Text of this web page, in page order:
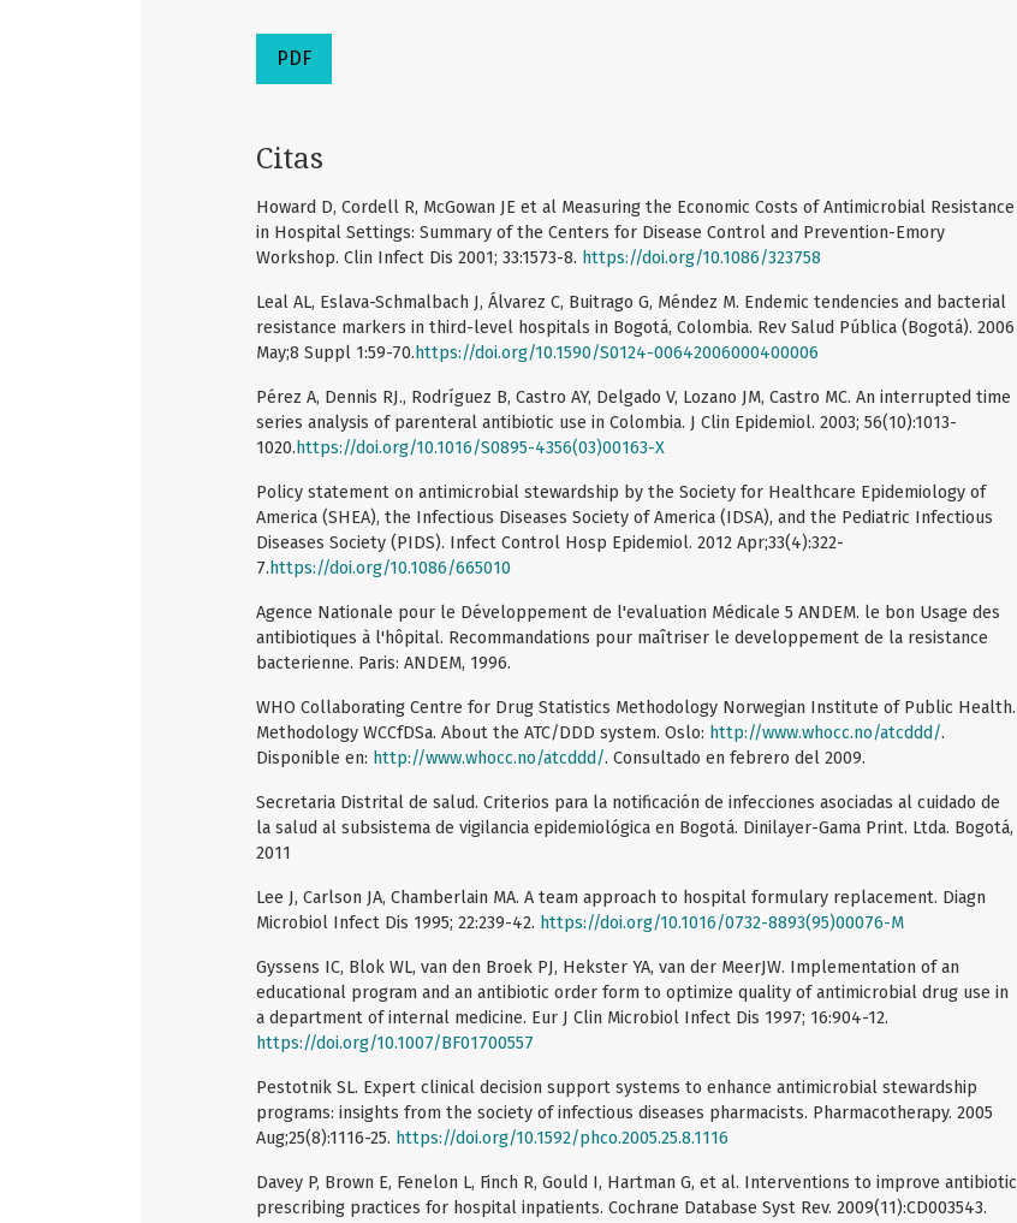
PDF
Citas
Howard D, Cordell R, McGowan JE et al Measuring the Economic Costs of Antimicrobial Resistance
in Hospital Settings: Summary of the Centers for Disease Control and Prevention-Emory
Workshop. Clin Infect Dis 2001; 33:1573-8. https://doi.org/10.1086/323758
Leal AL, Eslava-Schmalbach J, Álvarez C, Buitrago G, Méndez M. Endemic tendencies and bacterial
resistance markers in third-level hospitals in Bogotá, Colombia. Rev Salud Pública (Bogotá). 2006
May;8 Suppl 1:59-70. https://doi.org/10.1590/S0124-00642006000400006
Pérez A, Dennis RJ., Rodríguez B, Castro AY, Delgado V, Lozano JM, Castro MC. An interrupted time
series analysis of parenteral antibiotic use in Colombia. J Clin Epidemiol. 2003; 56(10):1013-
1020. https://doi.org/10.1016/S0895-4356(03)00163-X
Policy statement on antimicrobial stewardship by the Society for Healthcare Epidemiology of
America (SHEA), the Infectious Diseases Society of America (IDSA), and the Pediatric Infectious
Diseases Society (PIDS). Infect Control Hosp Epidemiol. 2012 Apr;33(4):322-
7. https://doi.org/10.1086/665010
Agence Nationale pour le Développement de l'evaluation Médicale 5 ANDEM. le bon Usage des
antibiotiques à l'hôpital. Recommandations pour maîtriser le developpement de la resistance
bacterienne. Paris: ANDEM, 1996.
WHO Collaborating Centre for Drug Statistics Methodology Norwegian Institute of Public Health.
Methodology WCCfDSa. About the ATC/DDD system. Oslo: http://www.whocc.no/atcddd/.
Disponible en: http://www.whocc.no/atcddd/. Consultado en febrero del 2009.
Secretaria Distrital de salud. Criterios para la notificación de infecciones asociadas al cuidado de
la salud al subsistema de vigilancia epidemiológica en Bogotá. Dinilayer-Gama Print. Ltda. Bogotá,
2011
Lee J, Carlson JA, Chamberlain MA. A team approach to hospital formulary replacement. Diagn
Microbiol Infect Dis 1995; 22:239-42. https://doi.org/10.1016/0732-8893(95)00076-M
Gyssens IC, Blok WL, van den Broek PJ, Hekster YA, van der MeerJW. Implementation of an
educational program and an antibiotic order form to optimize quality of antimicrobial drug use in
a department of internal medicine. Eur J Clin Microbiol Infect Dis 1997; 16:904-12.
https://doi.org/10.1007/BF01700557
Pestotnik SL. Expert clinical decision support systems to enhance antimicrobial stewardship
programs: insights from the society of infectious diseases pharmacists. Pharmacotherapy. 2005
Aug;25(8):1116-25. https://doi.org/10.1592/phco.2005.25.8.1116
Davey P, Brown E, Fenelon L, Finch R, Gould I, Hartman G, et al. Interventions to improve antibiotic
prescribing practices for hospital inpatients. Cochrane Database Syst Rev. 2009(11):CD003543.